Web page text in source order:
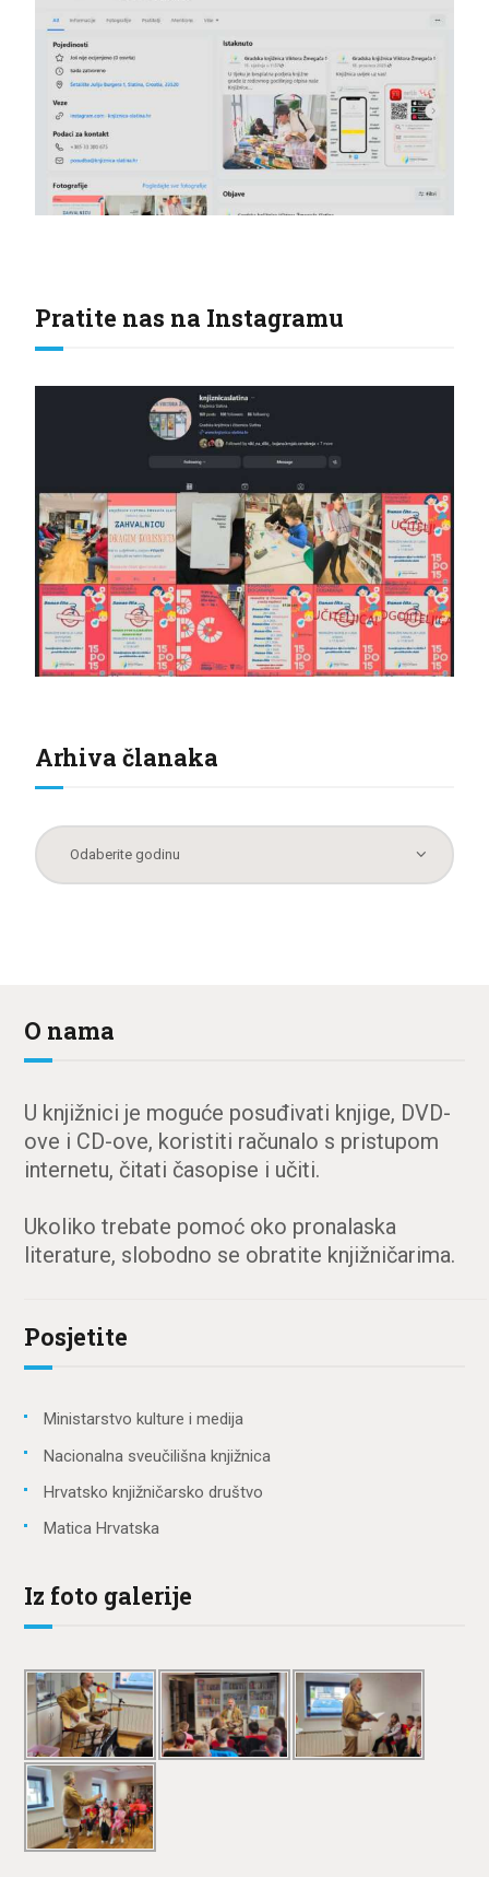
Pratite nas na Instagramu
Arhiva članaka
O nama
U knjižnici je moguće posuđivati knjige, DVD-
ove i CD-ove, koristiti računalo s pristupom
internetu, čitati časopise i učiti.
Ukoliko trebate pomoć oko pronalaska
literature, slobodno se obratite knjižničarima.
Posjetite
Ministarstvo kulture i medija
Nacionalna sveučilišna knjižnica
Hrvatsko knjižničarsko društvo
Matica Hrvatska
Iz foto galerije